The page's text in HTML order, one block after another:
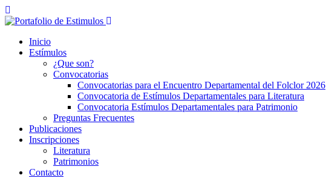
Inicio
Estímulos
¿Que son?
Convocatorias
Convocatorias para el Encuentro Departamental del Folclor 2026
Convocatoria de Estímulos Departamentales para Literatura
Convocatoria Estímulos Departamentales para Patrimonio
Preguntas Frecuentes
Publicaciones
Inscripciones
Literatura
Patrimonios
Contacto